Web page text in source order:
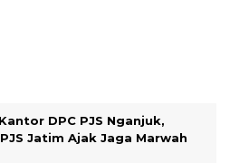
DPC PJS Nganjuk,
Jatim Ajak Jaga Marwah